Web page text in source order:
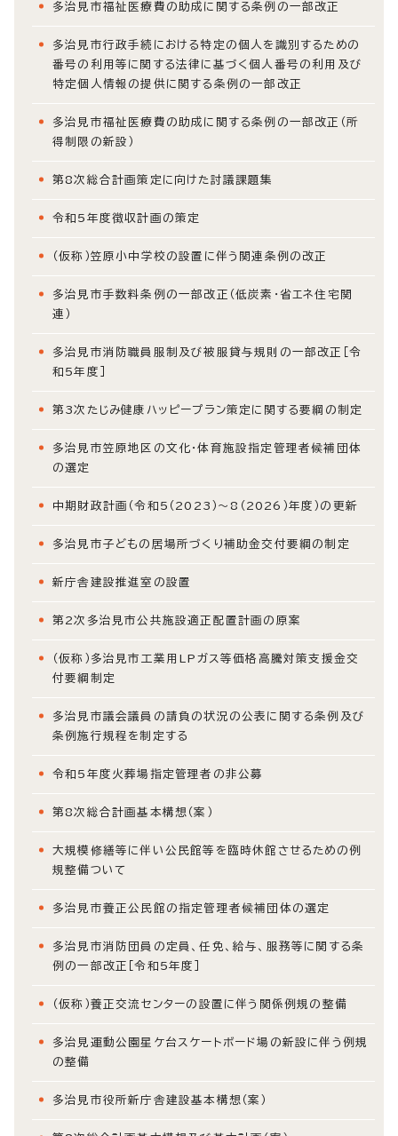
多治見市福祉医療費の助成に関する条例の一部改正
多治見市行政手続における特定の個人を識別するための
番号の利用等に関する法律に基づく個人番号の利用及び
特定個人情報の提供に関する条例の一部改正
多治見市福祉医療費の助成に関する条例の一部改正（所
得制限の新設）
第8次総合計画策定に向けた討議課題集
令和5年度徴収計画の策定
（仮称）笠原小中学校の設置に伴う関連条例の改正
多治見市手数料条例の一部改正（低炭素・省エネ住宅関
連）
多治見市消防職員服制及び被服貸与規則の一部改正［令
和5年度］
第3次たじみ健康ハッピープラン策定に関する要綱の制定
多治見市笠原地区の文化・体育施設指定管理者候補団体
の選定
中期財政計画（令和5（2023）～8（2026）年度）の更新
多治見市子どもの居場所づくり補助金交付要綱の制定
新庁舎建設推進室の設置
第2次多治見市公共施設適正配置計画の原案
（仮称）多治見市工業用LPガス等価格高騰対策支援金交
付要綱制定
多治見市議会議員の請負の状況の公表に関する条例及び
条例施行規程を制定する
令和5年度火葬場指定管理者の非公募
第8次総合計画基本構想（案）
大規模修繕等に伴い公民館等を臨時休館させるための例
規整備ついて
多治見市養正公民館の指定管理者候補団体の選定
多治見市消防団員の定員、任免、給与、服務等に関する条
例の一部改正［令和5年度］
（仮称）養正交流センターの設置に伴う関係例規の整備
多治見運動公園星ケ台スケートボード場の新設に伴う例規
の整備
多治見市役所新庁舎建設基本構想（案）